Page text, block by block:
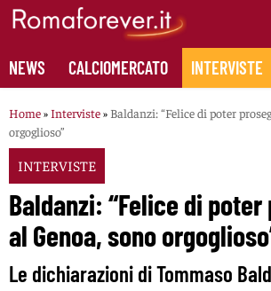
Skip
content
NEWS CALCIOMERCATO INTERVISTE
Home»Interviste» Baldanzi: “Felice di poter
orgoglioso”
INTERVISTE
Baldanzi: “Felice di
al Genoa, sono
Le dichiarazioni di Tommaso